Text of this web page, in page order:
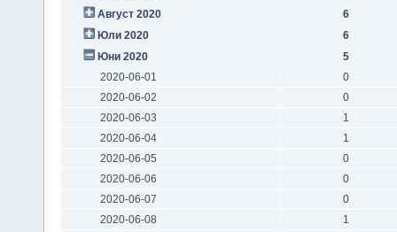
Август 2020
6
Юли 2020
6
Юни 2020
5
2020-06-01
0
2020-06-02
0
2020-06-03
1
2020-06-04
1
2020-06-05
0
2020-06-06
0
2020-06-07
0
2020-06-08
1